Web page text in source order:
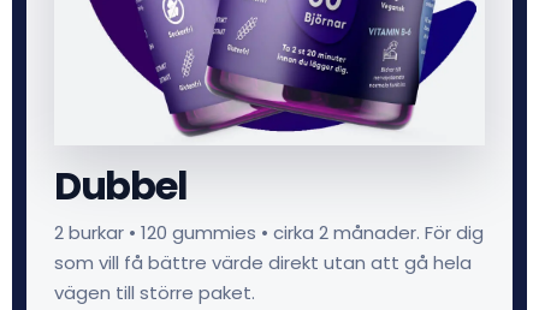
Dubbel
2 burkar • 120 gummies • cirka 2 månader. För dig
som vill få bättre värde direkt utan att gå hela
vägen till större paket.